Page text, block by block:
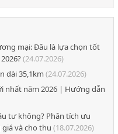
mại: Đâu là lựa chọn tốt
(24.07.2026)
dài 35,1km (24.07.2026)
nhất năm 2026 | Hướng dẫn
tư không? Phân tích ưu
và cho thu (18.07.2026)